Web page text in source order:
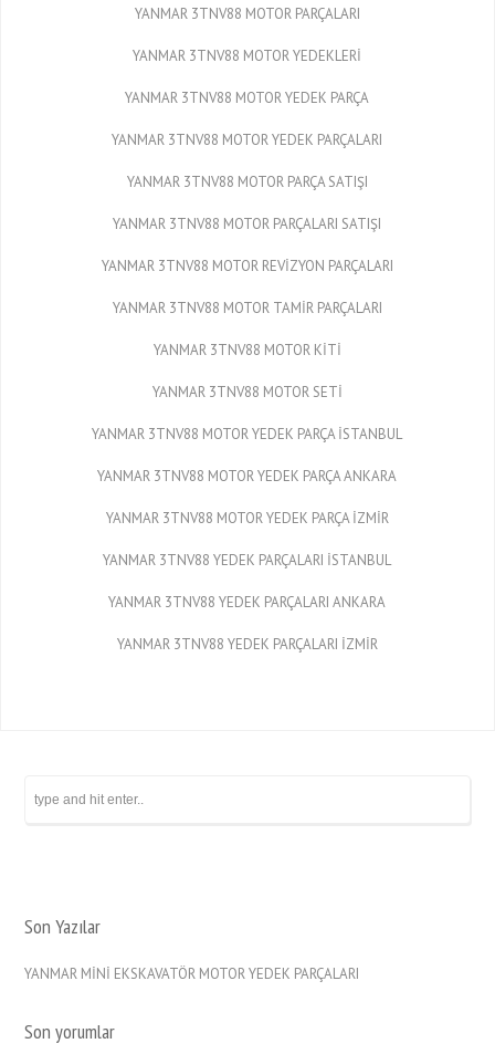
YANMAR 3TNV88 MOTOR PARÇALARI
YANMAR 3TNV88 MOTOR YEDEKLERİ
YANMAR 3TNV88 MOTOR YEDEK PARÇA
YANMAR 3TNV88 MOTOR YEDEK PARÇALARI
YANMAR 3TNV88 MOTOR PARÇA SATIŞI
YANMAR 3TNV88 MOTOR PARÇALARI SATIŞI
YANMAR 3TNV88 MOTOR REVİZYON PARÇALARI
YANMAR 3TNV88 MOTOR TAMİR PARÇALARI
YANMAR 3TNV88 MOTOR KİTİ
YANMAR 3TNV88 MOTOR SETİ
YANMAR 3TNV88 MOTOR YEDEK PARÇA İSTANBUL
YANMAR 3TNV88 MOTOR YEDEK PARÇA ANKARA
YANMAR 3TNV88 MOTOR YEDEK PARÇA İZMİR
YANMAR 3TNV88 YEDEK PARÇALARI İSTANBUL
YANMAR 3TNV88 YEDEK PARÇALARI ANKARA
YANMAR 3TNV88 YEDEK PARÇALARI İZMİR
Son Yazılar
YANMAR MİNİ EKSKAVATÖR MOTOR YEDEK PARÇALARI
Son yorumlar